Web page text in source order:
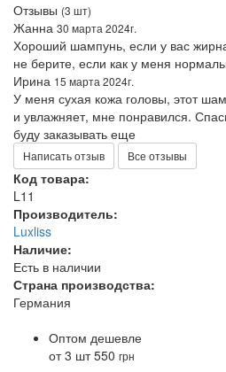
Отзывы (3 шт)
Жанна 30 марта 2024г.
Хороший шампунь, если у вас
не берите, если как у меня
Ирина 15 марта 2024г.
У меня сухая кожа головы, этот
и увлажняет, мне понравился.
буду заказывать еще
Написать отзыв Все отзывы
Код товара:
L11
Производитель:
Luxliss
Наличие:
Есть в наличии
Страна производства:
Германия
Оптом дешевле
от 3 шт550 грн